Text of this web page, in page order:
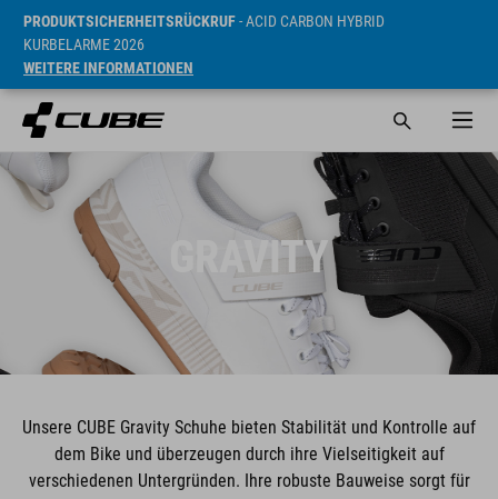
PRODUKTSICHERHEITSRÜCKRUF- ACID CARBON HYBRID
KURBELARME 2026
WEITERE INFORMATIONEN
GRAVITY
Unsere CUBE Gravity Schuhe bieten Stabilität und Kontrolle auf
dem Bike und überzeugen durch ihre Vielseitigkeit auf
verschiedenen Untergründen. Ihre robuste Bauweise sorgt für